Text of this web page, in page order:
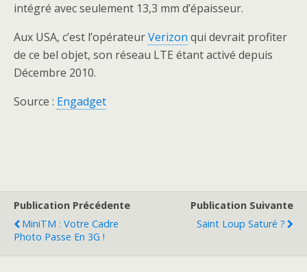
intégré avec seulement 13,3 mm d’épaisseur.
Aux USA, c’est l’opérateurVerizon qui devrait profiter
de ce bel objet, son réseau LTE étant activé depuis
Décembre 2010.
Source : Engadget
Publication Précédente
MiniTM : Votre Cadre
Photo Passe En 3G !
Publication Suivante
Saint Loup Saturé ?